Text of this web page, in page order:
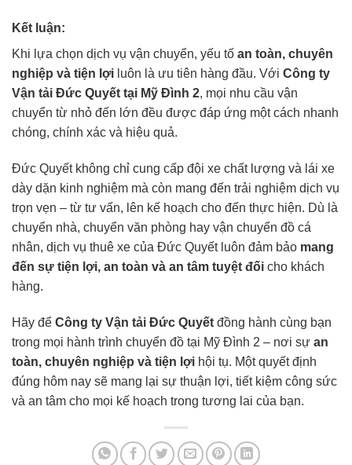
Kết luận:
Khi lựa chọn dịch vụ vận chuyển, yếu tố an toàn, chuyên
nghiệp và tiện lợi luôn là ưu tiên hàng đầu. Với Công ty
Vận tải Đức Quyết tại Mỹ Đình 2, mọi nhu cầu vận
chuyển từ nhỏ đến lớn đều được đáp ứng một cách nhanh
chóng, chính xác và hiệu quả.
Đức Quyết không chỉ cung cấp đội xe chất lượng và lái xe
dày dặn kinh nghiệm mà còn mang đến trải nghiệm dịch vụ
trọn vẹn – từ tư vấn, lên kế hoạch cho đến thực hiện. Dù là
chuyển nhà, chuyển văn phòng hay vận chuyển đồ cá
nhân, dịch vụ thuê xe của Đức Quyết luôn đảm bảo mang
đến sự tiện lợi, an toàn và an tâm tuyệt đối cho khách
hàng.
Hãy để Công ty Vận tải Đức Quyết đồng hành cùng bạn
trong mọi hành trình chuyển đồ tại Mỹ Đình 2 – nơi sự an
toàn, chuyên nghiệp và tiện lợi hội tụ. Một quyết định
đúng hôm nay sẽ mang lại sự thuận lợi, tiết kiệm công sức
và an tâm cho mọi kế hoạch trong tương lai của bạn.